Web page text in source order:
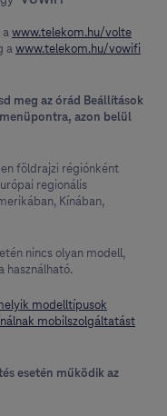
awww.telekom.hu/volte
a www.telekom.hu/vowifi
meg az órád Beállítások
azon belül
földrajzi régiónként
regionális
Kínában,
nincs olyan modell,
használható.
modelltípusok
mobilszolgáltatást
esetén működik az